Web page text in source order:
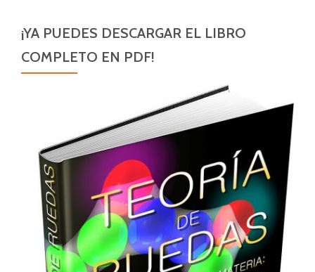
¡YA PUEDES DESCARGAR EL LIBRO
COMPLETO EN PDF!